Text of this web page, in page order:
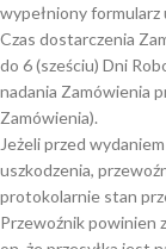
wypełniony
Czas dostarczenia
do 6 (sześciu) Dni
nadania Zamówienia
Zamówienia).
Jeżeli przed
uszkodzenia,
protokolarnie stan
Przewoźnik powinien